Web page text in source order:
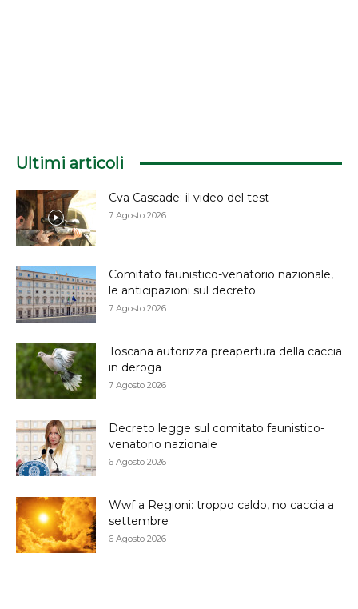
Ultimi articoli
Cva Cascade: il video del test
7 Agosto 2026
Comitato faunistico-venatorio nazionale,
le anticipazioni sul decreto
7 Agosto 2026
Toscana autorizza preapertura della caccia
in deroga
7 Agosto 2026
Decreto legge sul comitato faunistico-
venatorio nazionale
6 Agosto 2026
Wwf a Regioni: troppo caldo, no caccia a
settembre
6 Agosto 2026